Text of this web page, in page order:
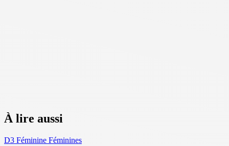
À lire aussi
D3 Féminine Féminines